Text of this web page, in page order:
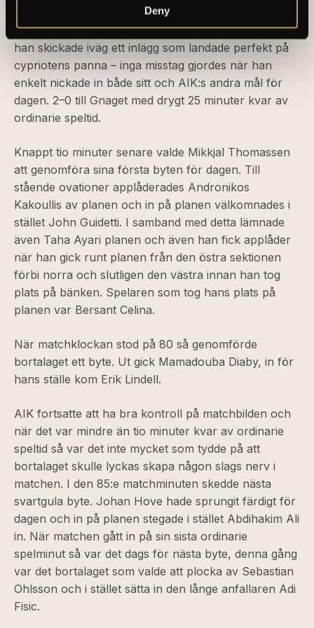
Deny
tittade upp och såg att Kakoullis löpt in i en fin yta i
straffområdet, Taha visade då upp sin precision när
han skickade iväg ett inlägg som landade perfekt på
cypriotens panna – inga misstag gjordes när han
enkelt nickade in både sitt och AIK:s andra mål för
dagen. 2–0 till Gnaget med drygt 25 minuter kvar av
ordinarie speltid.
Knappt tio minuter senare valde Mikkjal Thomassen
att genomföra sina första byten för dagen. Till
stående ovationer applåderades Andronikos
Kakoullis av planen och in på planen välkomnades i
stället John Guidetti. I samband med detta lämnade
även Taha Ayari planen och även han fick applåder
när han gick runt planen från den östra sektionen
förbi norra och slutligen den västra innan han tog
plats på bänken. Spelaren som tog hans plats på
planen var Bersant Celina.
När matchklockan stod på 80 så genomförde
bortalaget ett byte. Ut gick Mamadouba Diaby, in för
hans ställe kom Erik Lindell.
AIK fortsatte att ha bra kontroll på matchbilden och
när det var mindre än tio minuter kvar av ordinarie
speltid så var det inte mycket som tydde på att
bortalaget skulle lyckas skapa någon slags nerv i
matchen. I den 85:e matchminuten skedde nästa
svartgula byte. Johan Hove hade sprungit färdigt för
dagen och in på planen stegade i stället Abdihakim Ali
in. När matchen gått in på sin sista ordinarie
spelminut så var det dags för nästa byte, denna gång
var det bortalaget som valde att plocka av Sebastian
Ohlsson och i stället sätta in den långe anfallaren Adi
Fisic.